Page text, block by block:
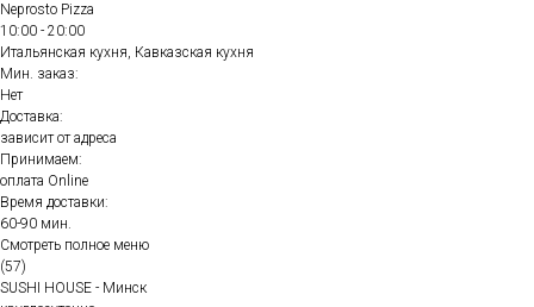
Neprosto Pizza
10:00 - 20:00
Итальянская кухня, Кавказская кухня
Мин. заказ:
Нет
Доставка:
зависит от адреса
Принимаем:
оплата Online
Время доставки:
60-90 мин.
Смотреть полное меню
(57)
SUSHI HOUSE - Минск